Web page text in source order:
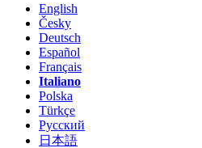
English
Česky
Deutsch
Español
Français
Italiano
Polska
Türkçe
Русский
日本語